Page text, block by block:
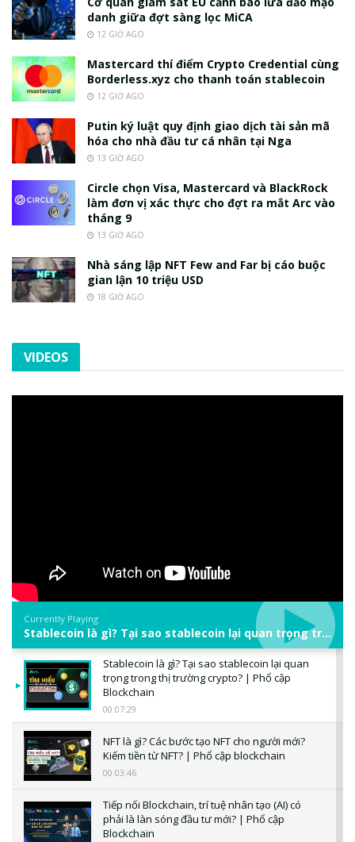
danh giữa đợt sàng lọc MiCA
12 GIỜ AGO
Mastercard thí điểm Crypto Credential cùng
Borderless.xyz cho thanh toán stablecoin
12 GIỜ AGO
Putin ký luật quy định giao dịch tài sản mã
hóa cho nhà đầu tư cá nhân tại Nga
13 GIỜ AGO
Circle chọn Visa, Mastercard và BlackRock
làm đơn vị xác thực cho đợt ra mắt Arc vào
tháng 9
13 GIỜ AGO
Nhà sáng lập NFT Few and Far bị cáo buộc
gian lận 10 triệu USD
18 GIỜ AGO
VIDEOS
Currently Playing
Stablecoin là gì? Tại sao stablecoin lại quan trọng trong thị trường crypto? | Phổ cập Blockchain
Stablecoin là gì? Tại sao stablecoin lại quan
trọng trong thị trường crypto? | Phổ cập
Blockchain
00:07:29
NFT là gì? Các bước tạo NFT cho người mới?
Kiếm tiền từ NFT? | Phổ cập blockchain
00:03:46
Tiếp nối Blockchain, trí tuệ nhân tạo (AI) có
phải là làn sóng đầu tư mới? | Phổ cập
Blockchain